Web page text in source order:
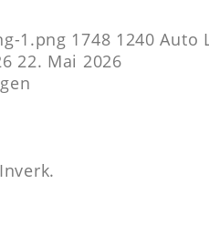
1.png 1748 1240 Auto
22. Mai 2026